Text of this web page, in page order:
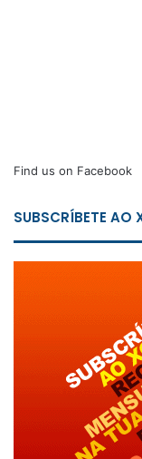
Find us on Facebook
SUBSCRÍBETE AO